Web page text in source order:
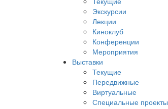
Экскурсии
Лекции
Киноклуб
Конференции
Мероприятия
Выставки
Текущие
Передвижные
Виртуальные
Специальные проекты